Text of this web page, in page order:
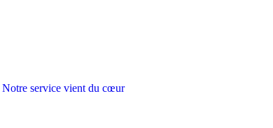
Notre service vient du cœur